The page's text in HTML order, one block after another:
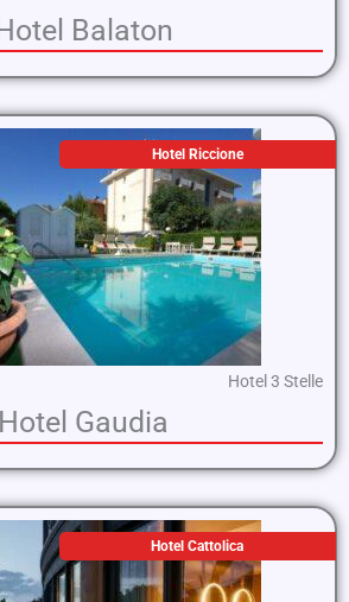
Balaton
Hotel Riccione
Hotel 3 Stelle
Hotel Gaudia
Hotel Cattolica